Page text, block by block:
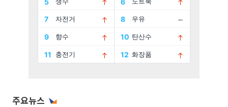
주요뉴스